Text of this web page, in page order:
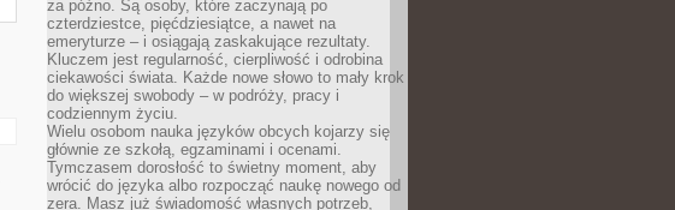
za późno. Są osoby, które zaczynają po
czterdziestce, pięćdziesiątce, a nawet na
emeryturze – i osiągają zaskakujące rezultaty.
Kluczem jest regularność, cierpliwość i odrobina
ciekawości świata. Każde nowe słowo to mały krok
do większej swobody – w podróży, pracy i
codziennym życiu.
Wielu osobom nauka języków obcych kojarzy się
głównie ze szkołą, egzaminami i ocenami.
Tymczasem dorosłość to świetny moment, aby
wrócić do języka albo rozpocząć naukę nowego od
zera. Masz już świadomość własnych potrzeb,